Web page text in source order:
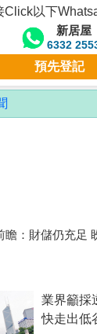
Click以下
新居屋
6332
預先登記
瞻：財儲仍充足
業界籲採
快走出低